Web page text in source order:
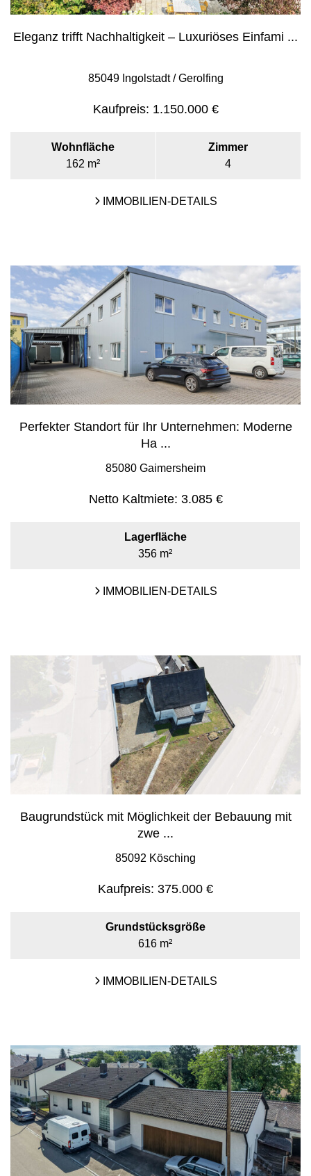
Eleganz trifft Nachhaltigkeit – Luxuriöses Einfami ...
85049 Ingolstadt / Gerolfing
Kaufpreis: 1.150.000 €
Wohnfläche
162 m²
Zimmer
4
IMMOBILIEN-DETAILS
Perfekter Standort für Ihr Unternehmen: Moderne
Ha ...
85080 Gaimersheim
Netto Kaltmiete: 3.085 €
Lagerfläche
356 m²
IMMOBILIEN-DETAILS
Baugrundstück mit Möglichkeit der Bebauung mit
zwe ...
85092 Kösching
Kaufpreis: 375.000 €
Grundstücksgröße
616 m²
IMMOBILIEN-DETAILS